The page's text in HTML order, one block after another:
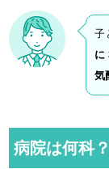
子
に
気
病院は何科？